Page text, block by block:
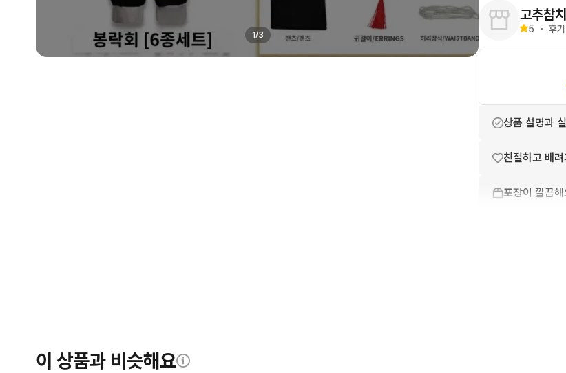
1/3
고추참
5 ・ 후기
상품 설명과
친절하고 배
포장이 깔끔해
이 상품과 비슷해요